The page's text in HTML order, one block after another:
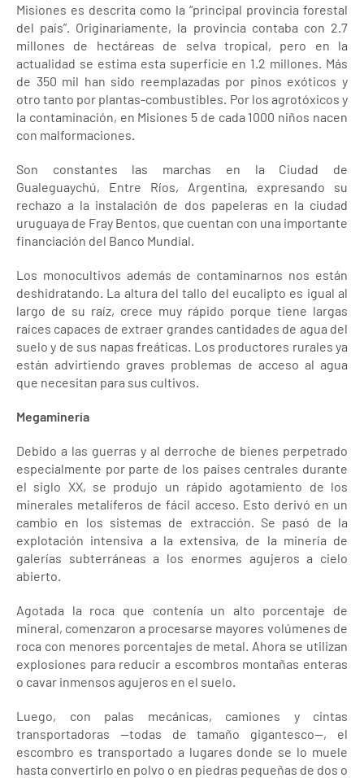
Misiones es descrita como la “principal provincia forestal
del país”. Originariamente, la provincia contaba con 2.7
millones de hectáreas de selva tropical, pero en la
actualidad se estima esta superficie en 1.2 millones. Más
de 350 mil han sido reemplazadas por pinos exóticos y
otro tanto por plantas-combustibles. Por los agrotóxicos y
la contaminación, en Misiones 5 de cada 1000 niños nacen
con malformaciones.
Son constantes las marchas en la Ciudad de
Gualeguaychú, Entre Ríos, Argentina, expresando su
rechazo a la instalación de dos papeleras en la ciudad
uruguaya de Fray Bentos, que cuentan con una importante
financiación del Banco Mundial.
Los monocultivos además de contaminarnos nos están
deshidratando. La altura del tallo del eucalipto es igual al
largo de su raíz, crece muy rápido porque tiene largas
raíces capaces de extraer grandes cantidades de agua del
suelo y de sus napas freáticas. Los productores rurales ya
están advirtiendo graves problemas de acceso al agua
que necesitan para sus cultivos.
Megaminería
Debido a las guerras y al derroche de bienes perpetrado
especialmente por parte de los países centrales durante
el siglo XX, se produjo un rápido agotamiento de los
minerales metalíferos de fácil acceso. Esto derivó en un
cambio en los sistemas de extracción. Se pasó de la
explotación intensiva a la extensiva, de la minería de
galerías subterráneas a los enormes agujeros a cielo
abierto.
Agotada la roca que contenía un alto porcentaje de
mineral, comenzaron a procesarse mayores volúmenes de
roca con menores porcentajes de metal. Ahora se utilizan
explosiones para reducir a escombros montañas enteras
o cavar inmensos agujeros en el suelo.
Luego, con palas mecánicas, camiones y cintas
transportadoras —todas de tamaño gigantesco—, el
escombro es transportado a lugares donde se lo muele
hasta convertirlo en polvo o en piedras pequeñas de dos o